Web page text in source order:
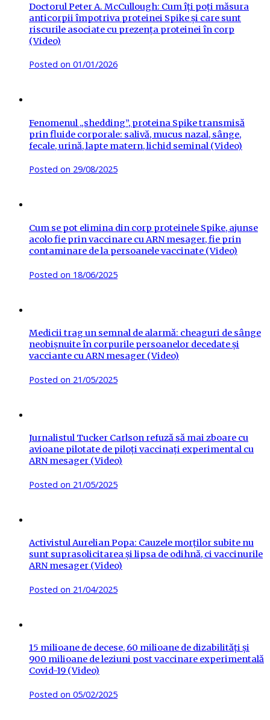
Doctorul Peter A. McCullough: Cum îți poți măsura
anticorpii împotriva proteinei Spike și care sunt
riscurile asociate cu prezența proteinei în corp
(Video)
Posted on 01/01/2026
Fenomenul „shedding”, proteina Spike transmisă
prin fluide corporale: salivă, mucus nazal, sânge,
fecale, urină, lapte matern, lichid seminal (Video)
Posted on 29/08/2025
Cum se pot elimina din corp proteinele Spike, ajunse
acolo fie prin vaccinare cu ARN mesager, fie prin
contaminare de la persoanele vaccinate (Video)
Posted on 18/06/2025
Medicii trag un semnal de alarmă: cheaguri de sânge
neobișnuite în corpurile persoanelor decedate și
vacciante cu ARN mesager (Video)
Posted on 21/05/2025
Jurnalistul Tucker Carlson refuză să mai zboare cu
avioane pilotate de piloți vaccinați experimental cu
ARN mesager (Video)
Posted on 21/05/2025
Activistul Aurelian Popa: Cauzele morților subite nu
sunt suprasolicitarea și lipsa de odihnă, ci vaccinurile
ARN mesager (Video)
Posted on 21/04/2025
15 milioane de decese, 60 milioane de dizabilități și
900 milioane de leziuni post vaccinare experimentală
Covid-19 (Video)
Posted on 05/02/2025